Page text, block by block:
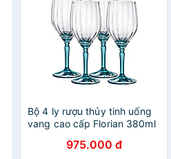
Bộ 4 ly rượu thủy tinh uống
vang cao cấp Florian 380ml
975.000 đ